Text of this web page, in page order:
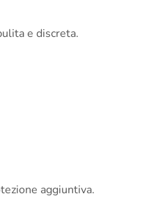
e discreta.
aggiuntiva.